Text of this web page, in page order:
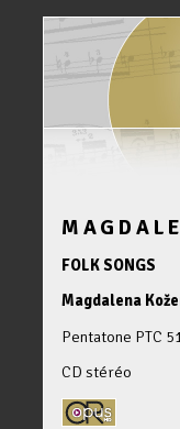
FOLK SONGS
Magdalena
Pentatone PTC
CD stéréo